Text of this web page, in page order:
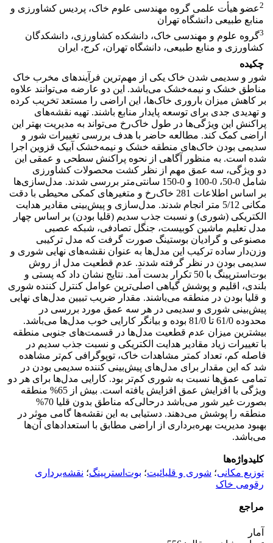
2عضو هیأت علمی گروه مهندسی علوم خاک، پردیس کشاورزی و
منابع طبیعی دانشگاه تهران
3گروه علوم و مهندسی خاک، دانشکده کشاورزی، دانشکدگان
کشاورزی و منابع طبیعی، دانشگاه تهران، کرج، ایران
چکیده
شور و سدیمی شدن خاک یکی از مهم‌ترین فرآیندهای مخرب خاک
مناطق خشک و نیمه‌خشک می‌باشد. این دو عارضه می‌توانند علاوه
بر کاهش میزان باروری خاک‌ها، این اراضی را مستعد تخریب کرده
و تهدیدی جدی برای توسعه پایدار منابع باشند. تهیه نقشه‌های
پراکنش این ویژگی‌ها در طول خاک‌رخ می‌تواند به مدیریت بهتر این
اراضی کمک کند. مطالعه حاضر با هدف بررسی تغییرات شور و
سدیمی بودن خاک‌های منطقه خشک و نیمه‌خشک آبیک قزوین اجرا
شده است. به منظور آگاهی از نحوه پراکنش سطحی و عمقی این
دو ویژگی، سه عمق مهم از نظر کشت محصولات کشاورزی
شامل 0-50، 0-100 و 0-150 سانتی‌متر بررسی شدند. مدل‌سازی‌ها
بر اساس اطلاعات 281 خاک‌رخ و متغیرهای کمکی محیطی با دقت
مکانی 5/12 متر انجام شدند. مدل‌سازی و پیش‌بینی مقادیر هدایت
الکتریکی (شوری) و نسبت جذب سدیم (قلیا بودن) بر اساس چهار
مدل تعلیم ماشین کوبیست، جنگل تصادفی، شبکه عصبی
مصنوعی و گرادیان بوستینگ صورت گرفت که مدل ترکیبی
وزن‌دار ساده ترکیب این مدل‌ها به عنوان نقشه‌های نهایی شوری و
سدیمی بودن در نظر گرفته شدند. عدم قطعیت مدل‌ از روش
بوت‌استرپینگ با 50 تکرار بدست آمد. نتایج نشان داد که پستی و
بلندی، اقلیم و پوشش گیاهی اصلی‌ترین عوامل کنترل کننده شوری
و قلیا بودن در منطقه می‌باشند. مقدار ضریب تبیین مدل‌های نهایی
پیش‌بینی شوری و سدیمی در هر سه عمق مورد بررسی در
محدوده 61/0 تا 81/0 بوده و بیانگر کارایی خوب مدل‌ها می‌باشد.
بیشترین میزان عدم قطعیت مدل‌ها در قسمت‌های جنوبی منطقه
با تغییرات زیاد مقادیر هدایت الکتریکی و نسبت جذب سدیم در
فاصله کم، تعداد کمتر مشاهدات خاک، توپوگرافی کم‌تر مشاهده
شد که این مقدار برای مدل‌های پیش‌بینی کننده سدیمی بودن در
تمامی عمق‌ها نسبت به شوری کم‌تر بود. کارایی مدل‌ها برای هر دو
ویژگی با افزایش عمق افزایش یافته است. بیش از 65% منطقه
بصورت غیر شور می‌باشد درحالی‌که مناطق بدون قلیا 70%
منطقه را پوشش می‌دهند. دستیابی به این نقشه‌ها گامی موثر در
بهبود مدیریت بهره‌برداری از اراضی مطابق با استعدادهای آن‌ها
می‌باشد.
کلیدواژه‌ها
توزیع مکانی؛ شوری و قلیائیت؛ بوت‌استرپینگ؛ نقشه‌برداری
رقومی خاک
مراجع
آمار